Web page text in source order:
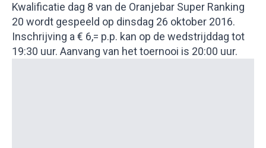
Kwalificatie dag 8 van de Oranjebar Super Ranking
20 wordt gespeeld op dinsdag 26 oktober 2016.
Inschrijving a € 6,= p.p. kan op de wedstrijddag tot
19:30 uur. Aanvang van het toernooi is 20:00 uur.